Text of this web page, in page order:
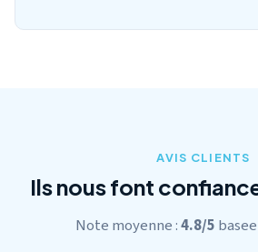
AVIS CLIENTS
Ils nous font
Note moyenne :4.8/5